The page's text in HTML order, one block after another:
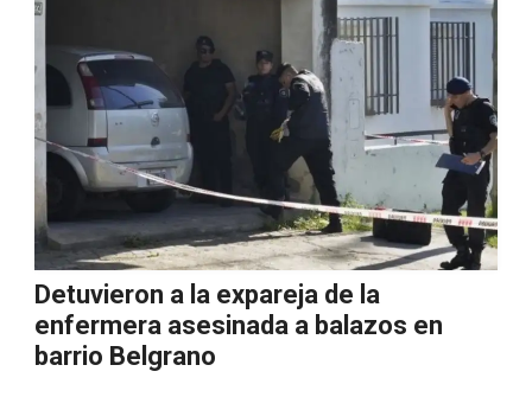
Detuvieron a la expareja de la
enfermera asesinada a balazos en
barrio Belgrano